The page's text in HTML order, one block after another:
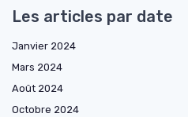
Les articles par date
Janvier 2024
Mars 2024
Août 2024
Octobre 2024